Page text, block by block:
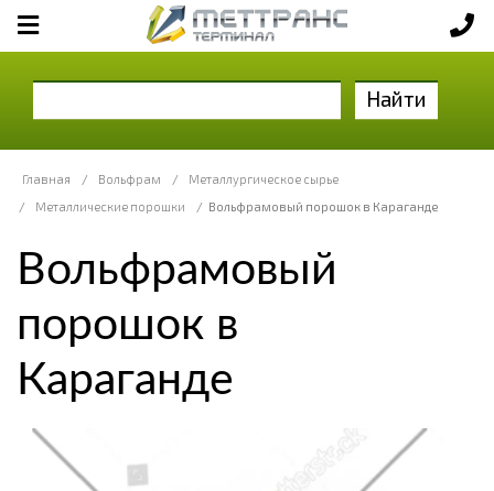
Найти
Главная / Вольфрам /
Металлургическое сырье
/
Металлические порошки / Вольфрамовый порошок в Караганде
Вольфрамовый
порошок в
Караганде